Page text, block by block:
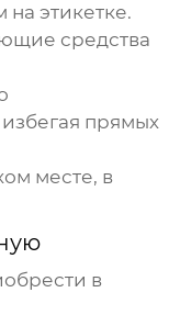
этикетке.
средства
прямых
месте, в
в